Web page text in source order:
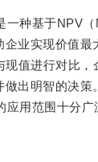
种基于NPV（
业实现价值最
值进行对比，
出明智的决策。
用范围十分广